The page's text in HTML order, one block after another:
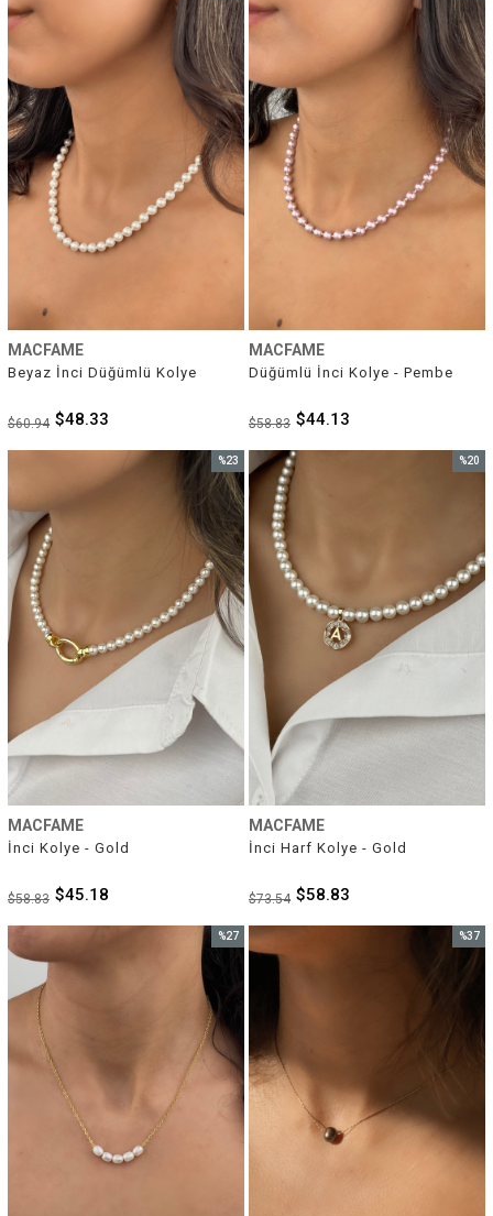
MACFAME
Beyaz İnci Düğümlü Kolye
$48.33
$60.94
İndirim
%21İndirim
MACFAME
Düğümlü İnci Kolye - Pembe
$44.13
$58.83
İndirim
MACFAME
İnci Kolye - Gold
$45.18
$58.83
%23
İndirim
%23İndirim
MACFAME
İnci Harf Kolye - Gold
$58.83
$73.54
%20
%27
%37
İndirim